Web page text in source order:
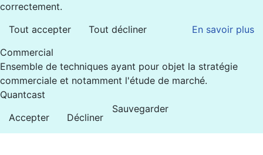
correctement.
Tout accepter
Tout décliner
En savoir plus
Commercial
Ensemble de techniques ayant pour objet la stratégie
commerciale et notamment l'étude de marché.
Quantcast
Accepter
Décliner
Sauvegarder